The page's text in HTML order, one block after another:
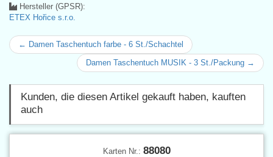
Hersteller (GPSR):
ETEX Hořice s.r.o.
← Damen Taschentuch farbe - 6 St./Schachtel
Damen Taschentuch MUSIK - 3 St./Packung →
Kunden, die diesen Artikel gekauft haben, kauften
auch
Karten Nr.: 88080